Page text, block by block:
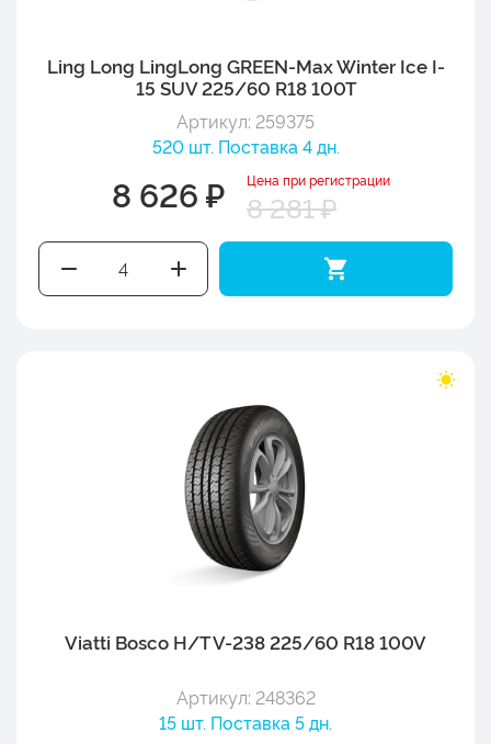
Ling Long LingLong GREEN-Max Winter Ice I-
15 SUV 225/60 R18 100T
Артикул: 259375
520 шт. Поставка 4 дн.
8 626 ₽ Цена при регистрации
8 281 ₽
Viatti Bosco H/T V-238 225/60 R18 100V
Артикул: 248362
15 шт. Поставка 5 дн.